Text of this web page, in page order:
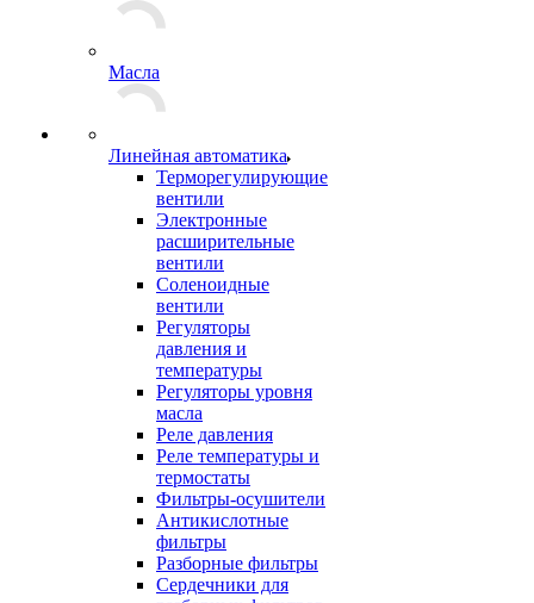
Масла
Линейная автоматика
Терморегулирующие
вентили
Электронные
расширительные
вентили
Соленоидные
вентили
Регуляторы
давления и
температуры
Регуляторы уровня
масла
Реле давления
Реле температуры и
термостаты
Фильтры-осушители
Антикислотные
фильтры
Разборные фильтры
Сердечники для